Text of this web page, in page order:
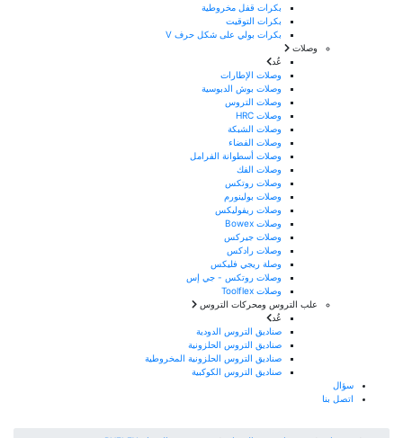
بكرات قفل مخروطية
بكرات التوقيت
بكرات بولي على شكل حرف V
وصلات
عُد
وصلات الإطارات
وصلات بوش الدبوسية
وصلات التروس
وصلات HRC
وصلات الشبكة
وصلات الفضاء
وصلات أسطوانة الفرامل
وصلات الفك
وصلات روتكس
وصلات بولينورم
وصلات ريفوليكس
وصلات Bowex
وصلات جيركس
وصلات رادكس
وصلة ريجي فليكس
وصلات روتكس - جي إس
وصلات Toolflex
علب التروس ومحركات التروس
عُد
صناديق التروس الدودية
صناديق التروس الحلزونية
صناديق التروس الحلزونية المخروطية
صناديق التروس الكوكبية
سؤال
اتصل بنا